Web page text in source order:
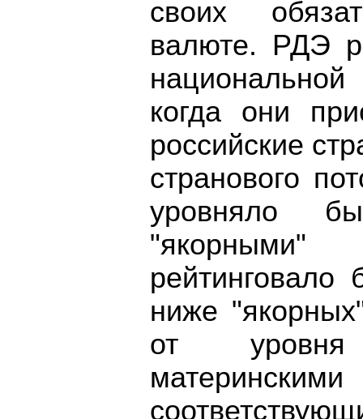
своих
валюте. РДЭ
когда они
российские
странового
уровняло
ниже
от уровня